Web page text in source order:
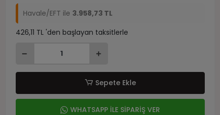
Havale/EFT ile 3.958,73 TL
426,11 TL 'den başlayan taksitlerle
Sepete Ekle
WHATSAPP İLE SİPARİŞ VER